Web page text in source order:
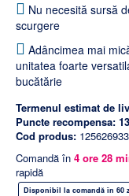
Nu necesită sursă
scurgere
Adâncimea mai
unitatea foarte
bucătărie
Termenul estimat de
Puncte recompensa:
Cod produs: 125626933
Comandă în 4 ore 28
rapidă
Disponibil la comandă în 60